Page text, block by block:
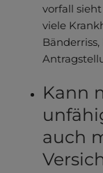
vorfall
viele
Kann
auch